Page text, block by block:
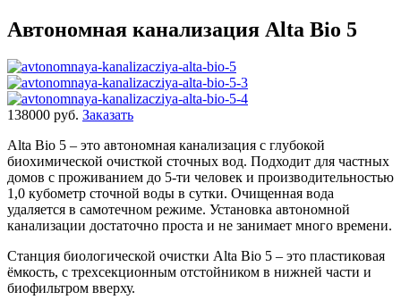
Автономная канализация Alta Bio 5
138000 руб. Заказать
Alta Bio 5 – это автономная канализация с глубокой
биохимической очисткой сточных вод. Подходит для частных
домов с проживанием до 5-ти человек и производительностью
1,0 кубометр сточной воды в сутки. Очищенная вода
удаляется в самотечном режиме. Установка автономной
канализации достаточно проста и не занимает много времени.
Станция биологической очистки Alta Bio 5 – это пластиковая
ёмкость, с трехсекционным отстойником в нижней части и
биофильтром вверху.